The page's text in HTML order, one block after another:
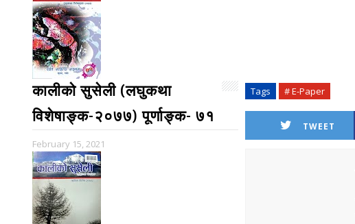
कालीको सुसेली (लघुकथा
विशेषाङ्क-२०७७) पूर्णाङ्क- ७१
February 15, 2021
Tags # E-Paper
TWEET